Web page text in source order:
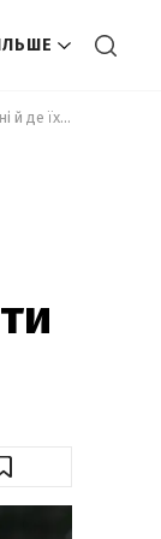
Від маслюків до перших зонтиків: які гриби в Україні ростуть у червні й де їх шукати